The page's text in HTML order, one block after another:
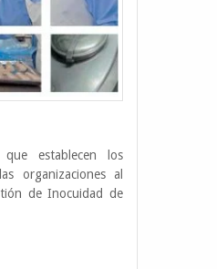
Más
establecen los
organizaciones al
de Inocuidad de